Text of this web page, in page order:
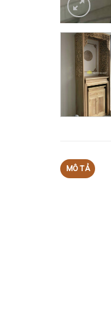
MÔ TẢ